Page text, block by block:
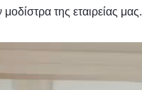
της εταιρείας μας.